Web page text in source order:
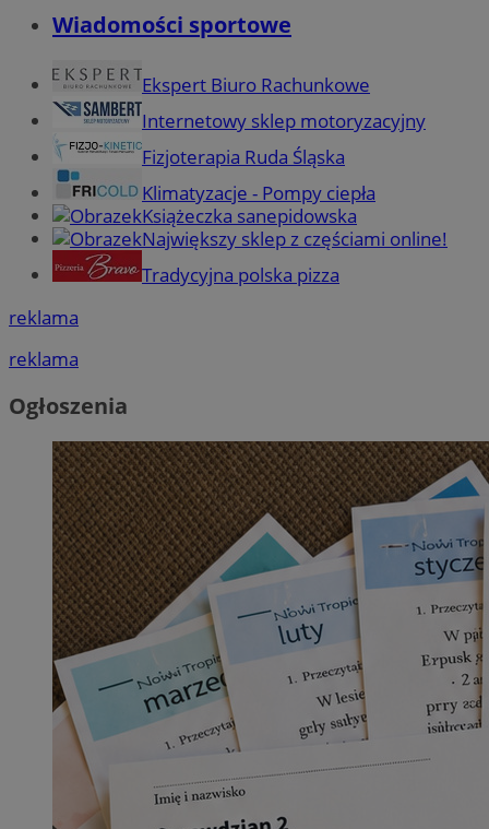
Wiadomości sportowe
Ekspert Biuro Rachunkowe
Internetowy sklep motoryzacyjny
Fizjoterapia Ruda Śląska
Klimatyzacje - Pompy ciepła
Książeczka sanepidowska
Największy sklep z częściami online!
Tradycyjna polska pizza
reklama
reklama
Ogłoszenia